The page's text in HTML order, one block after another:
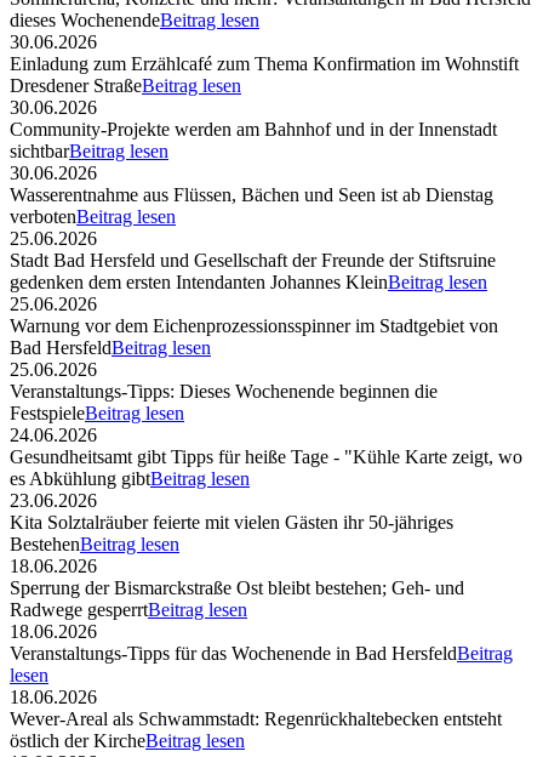
dieses WochenendeBeitrag lesen
30.06.2026
Einladung zum Erzählcafé zum Thema Konfirmation im Wohnstift
Dresdener StraßeBeitrag lesen
30.06.2026
Community-Projekte werden am Bahnhof und in der Innenstadt
sichtbarBeitrag lesen
30.06.2026
Wasserentnahme aus Flüssen, Bächen und Seen ist ab Dienstag
verbotenBeitrag lesen
25.06.2026
Stadt Bad Hersfeld und Gesellschaft der Freunde der Stiftsruine
gedenken dem ersten Intendanten Johannes KleinBeitrag lesen
25.06.2026
Warnung vor dem Eichenprozessionsspinner im Stadtgebiet von
Bad HersfeldBeitrag lesen
25.06.2026
Veranstaltungs-Tipps: Dieses Wochenende beginnen die
FestspieleBeitrag lesen
24.06.2026
Gesundheitsamt gibt Tipps für heiße Tage - "Kühle Karte zeigt, wo
es Abkühlung gibtBeitrag lesen
23.06.2026
Kita Solztalräuber feierte mit vielen Gästen ihr 50-jähriges
BestehenBeitrag lesen
18.06.2026
Sperrung der Bismarckstraße Ost bleibt bestehen; Geh- und
Radwege gesperrtBeitrag lesen
18.06.2026
Veranstaltungs-Tipps für das Wochenende in Bad HersfeldBeitrag
lesen
18.06.2026
Wever-Areal als Schwammstadt: Regenrückhaltebecken entsteht
östlich der KircheBeitrag lesen